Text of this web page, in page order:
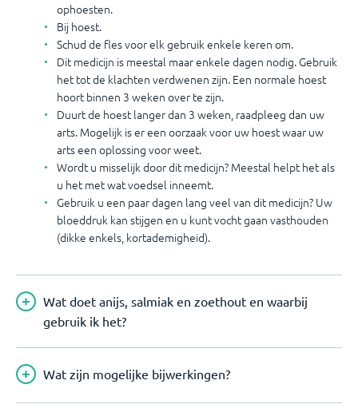
ophoesten.
Bij hoest.
Schud de fles voor elk gebruik enkele keren om.
Dit medicijn is meestal maar enkele dagen nodig. Gebruik
het tot de klachten verdwenen zijn. Een normale hoest
hoort binnen 3 weken over te zijn.
Duurt de hoest langer dan 3 weken, raadpleeg dan uw
arts. Mogelijk is er een oorzaak voor uw hoest waar uw
arts een oplossing voor weet.
Wordt u misselijk door dit medicijn? Meestal helpt het als
u het met wat voedsel inneemt.
Gebruik u een paar dagen lang veel van dit medicijn? Uw
bloeddruk kan stijgen en u kunt vocht gaan vasthouden
(dikke enkels, kortademigheid).
Wat doet anijs, salmiak en zoethout en waarbij
gebruik ik het?
Wat zijn mogelijke bijwerkingen?